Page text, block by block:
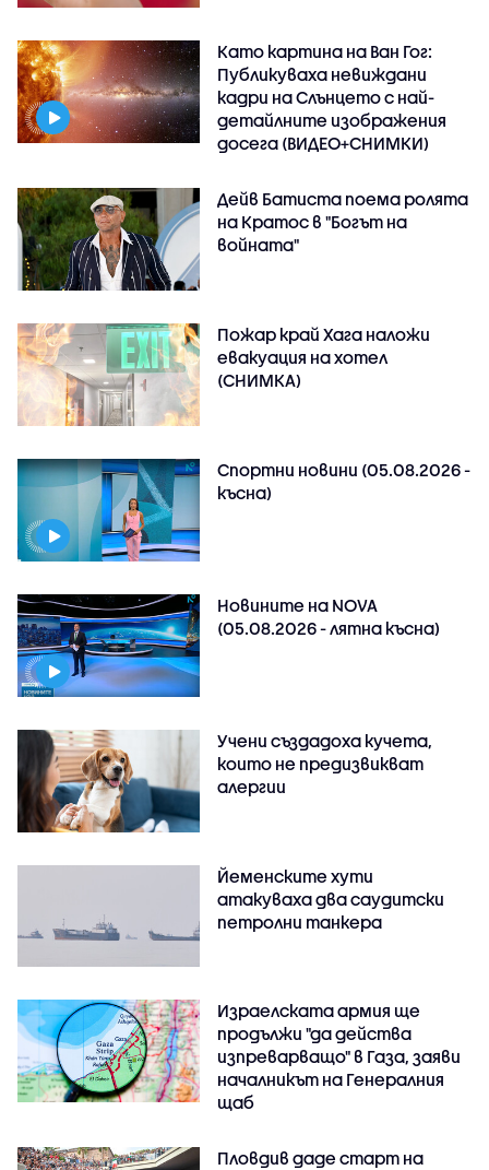
Като картина на Ван Гог:
Публикуваха невиждани
кадри на Слънцето с най-
детайлните изображения
досега (ВИДЕО+СНИМКИ)
Дейв Батиста поема ролята
на Кратос в "Богът на
войната"
Пожар край Хага наложи
евакуация на хотел
(СНИМКА)
Спортни новини (05.08.2026 -
късна)
Новините на NOVA
(05.08.2026 - лятна късна)
Учени създадоха кучета,
които не предизвикват
алергии
Йеменските хути
атакуваха два саудитски
петролни танкера
Израелската армия ще
продължи "да действа
изпреварващо" в Газа, заяви
началникът на Генералния
щаб
Пловдив даде старт на